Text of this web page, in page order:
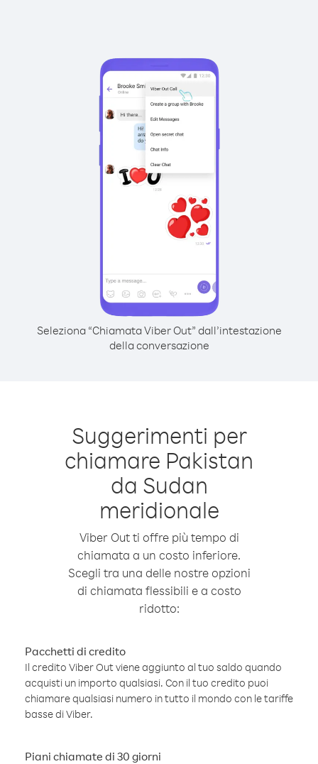
Seleziona “Chiamata Viber Out” dall’intestazione
della conversazione
Suggerimenti per
chiamare Pakistan
da Sudan
meridionale
Viber Out ti offre più tempo di
chiamata a un costo inferiore.
Scegli tra una delle nostre opzioni
di chiamata flessibili e a costo
ridotto:
Pacchetti di credito
Il credito Viber Out viene aggiunto al tuo saldo quando
acquisti un importo qualsiasi. Con il tuo credito puoi
chiamare qualsiasi numero in tutto il mondo con le tariffe
basse di Viber.
Piani chiamate di 30 giorni